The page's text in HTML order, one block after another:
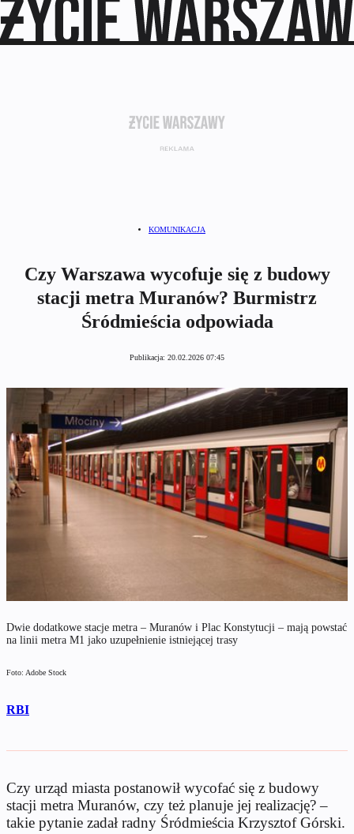
KOMUNIKACJA
Czy Warszawa wycofuje się z budowy
stacji metra Muranów? Burmistrz
Śródmieścia odpowiada
Publikacja: 20.02.2026 07:45
Dwie dodatkowe stacje metra – Muranów i Plac Konstytucji – mają powstać
na linii metra M1 jako uzupełnienie istniejącej trasy
Foto: Adobe Stock
RBI
Czy urząd miasta postanowił wycofać się z budowy
stacji metra Muranów, czy też planuje jej realizację? –
takie pytanie zadał radny Śródmieścia Krzysztof Górski.